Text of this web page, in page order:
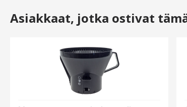
Asiakkaat, jotka ostivat